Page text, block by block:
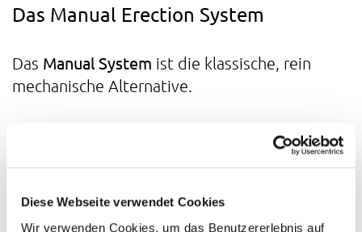
Diese Webseite verwendet Cookies
Wir verwenden Cookies, um das Benutzererlebnis auf
Das Manual Erection System
Das Manual System ist die klassische, rein
mechanische Alternative.
transparentem Zylinder (gleiche
Abmessungen wie Active³)